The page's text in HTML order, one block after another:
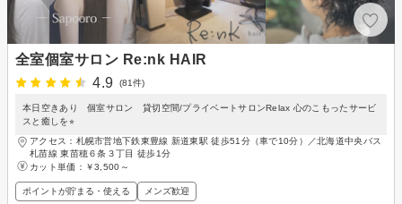
全室個室サロン Re:nk HAIR
4.9
(81件)
本日空きあり 個室サロン 貸切空間/プライベートサロンRelax 心のこもったサービ
スと癒しを⭐︎
アクセス：札幌市営地下鉄東豊線 新道東駅 徒歩51分（車で10分）／北海道中央バス
札苗線 東苗穂６条３丁目 徒歩1分
カット単価： ￥3,500～
ポイントが貯まる・使える メンズ歓迎